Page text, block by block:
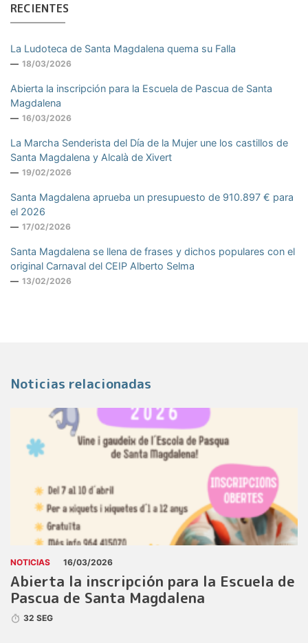
RECIENTES
La Ludoteca de Santa Magdalena quema su Falla
18/03/2026
Abierta la inscripción para la Escuela de Pascua de Santa
Magdalena
16/03/2026
La Marcha Senderista del Día de la Mujer une los castillos de
Santa Magdalena y Alcalà de Xivert
19/02/2026
Santa Magdalena aprueba un presupuesto de 910.897 € para
el 2026
17/02/2026
Santa Magdalena se llena de frases y dichos populares con el
original Carnaval del CEIP Alberto Selma
13/02/2026
Noticias relacionadas
NOTICIAS 16/03/2026
Abierta la inscripción para la Escuela de
Pascua de Santa Magdalena
32 SEG